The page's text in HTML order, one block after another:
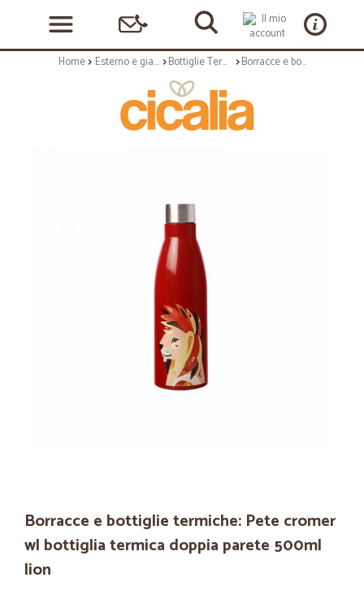
Home Esterno e giardino Bottiglie Termiche Borracce e bottiglie termiche: Pete cromer wl bottiglia termica doppia parete 500ml lion
Borracce e bottiglie termiche: Pete cromer
wl bottiglia termica doppia parete 500ml
lion